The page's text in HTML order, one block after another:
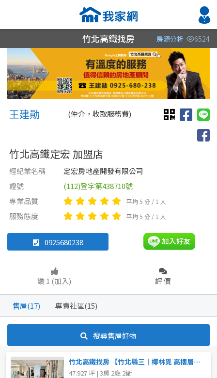
縣市
不限
苗栗縣
新竹市
區域
不限
不拘 電梯大樓 透天厝
農舍
不拘
20坪以下
30~40 坪 40~50 坪
60~70 坪
70~80 坪
縣市
不限
區域
不限
縣市
不限
區域
不限
不拘 整層住家 獨立套房
雅房 其他住宅 頂讓
車位
20坪以下
20~30 坪 30~40 坪
竹北高鐵找房 房源分析 6524
王建勛 王建勛
王建勛 (仲介，收取服務費)
竹北高鐵定宏 加盟店
經紀業名稱
定宏房地產開發有限公司
證號
(112)登字第438710號
專業品質
平均 5 分 / 1 人
服務態度 平均 5 分 / 1 人
0925680238
讚 1 (加入) 評 價
售屋(17) 專賣社區(15)
搜尋售屋好物
竹北高鐵找房 【竹北縣三｜椰林覓 高樓層景觀三房】
47.927 坪 | 3房 2廳 2衛